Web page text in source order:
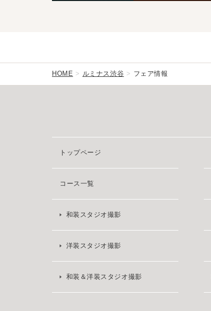
HOME ルミナス渋谷 フェア情報
トップページ
コース一覧
和装スタジオ撮影
洋装スタジオ撮影
和装＆洋装スタジオ撮影